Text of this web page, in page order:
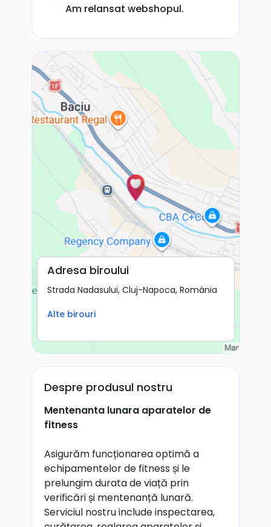
Am relansat webshopul.
Adresa biroului
Strada Nadasului, Cluj-Napoca, Románia
Alte birouri
Despre produsul nostru
Mentenanta lunara aparatelor de
fitness
Asigurăm funcționarea optimă a
echipamentelor de fitness și le
prelungim durata de viață prin
verificări și mentenanță lunară.
Serviciul nostru include inspectarea,